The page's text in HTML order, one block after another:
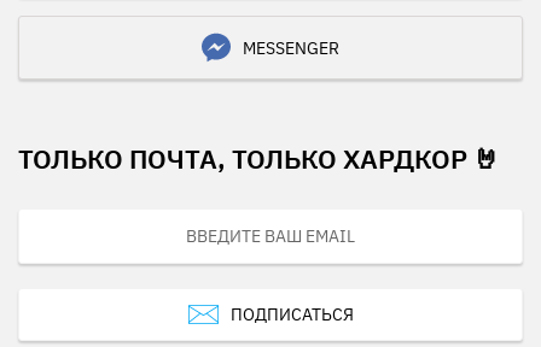
MESSENGER
ТОЛЬКО ПОЧТА, ТОЛЬКО ХАРДКОР 🤘
ПОДПИСАТЬСЯ